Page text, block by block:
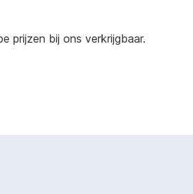
prijzen bij ons verkrijgbaar.